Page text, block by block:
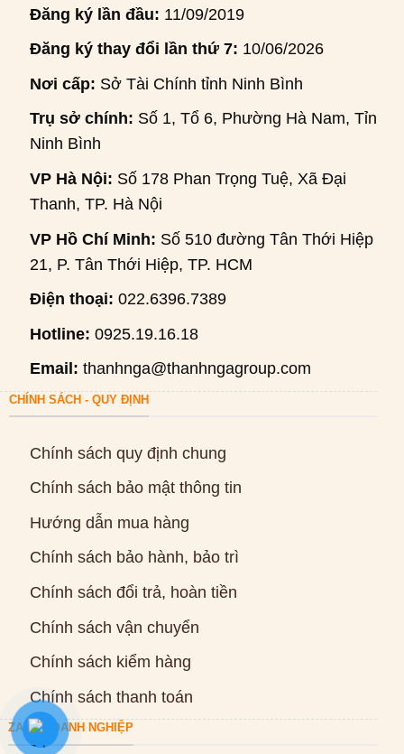
Đăng ký lần đầu: 11/09/2019
Đăng ký thay đổi lần thứ 7: 10/06/2026
Nơi cấp: Sở Tài Chính tỉnh Ninh Bình
Trụ sở chính: Số 1, Tổ 6, Phường Hà Nam, Tỉnh
Ninh Bình
VP Hà Nội: Số 178 Phan Trọng Tuệ, Xã Đại
Thanh, TP. Hà Nội
VP Hồ Chí Minh: Số 510 đường Tân Thới Hiệp
21, P. Tân Thới Hiệp, TP. HCM
Điện thoại: 022.6396.7389
Hotline: 0925.19.16.18
Email: thanhnga@thanhngagroup.com
CHÍNH SÁCH - QUY ĐỊNH
Chính sách quy định chung
Chính sách bảo mật thông tin
Hướng dẫn mua hàng
Chính sách bảo hành, bảo trì
Chính sách đổi trả, hoàn tiền
Chính sách vận chuyển
Chính sách kiểm hàng
Chính sách thanh toán
ZALO DOANH NGHIỆP